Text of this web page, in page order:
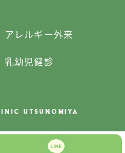
アレルギー外来
乳幼児健診
UTSUNOMIYA